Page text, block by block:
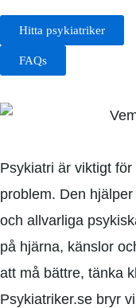
Hitta psykiatriker
FAQs
Psykiatri är viktigt
problem. Den hjälper
och allvarliga
på hjärna, känslor
att må bättre, tänka
Psykiatriker.se bryr